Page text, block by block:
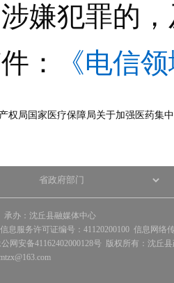
嫌犯罪的
：
《电信
权局国家医疗保障局关于加强医药集
办：沈丘县融媒体中心
息服务许可证编号：41120200100 信息网络
网安备41162402000128号 版权所有：沈丘